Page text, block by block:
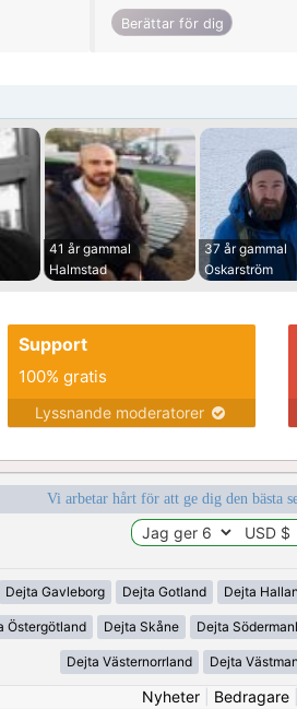
Berättar för dig
41 år gammal
Halmstad
37 år gammal
Oskarström
Support
100% gratis
Lyssnande moderatorer
Vi arbetar hårt för att ge dig den bästa
Dejta Gavleborg Dejta Gotland Dejta
Östergötland Dejta Skåne Dejta
Dejta Västernorrland Dejta
Nyheter| Bedragare|